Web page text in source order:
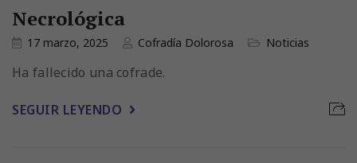
Necrológica
17 marzo, 2025 Cofradía Dolorosa Noticias
Ha fallecido una cofrade.
SEGUIR LEYENDO